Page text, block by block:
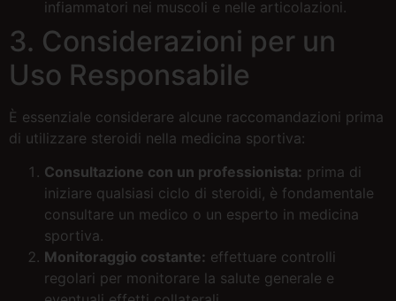
infiammatori nei muscoli e nelle articolazioni.
3. Considerazioni per un
Uso Responsabile
È essenziale considerare alcune raccomandazioni prima
di utilizzare steroidi nella medicina sportiva:
Consultazione con un professionista: prima di
iniziare qualsiasi ciclo di steroidi, è fondamentale
consultare un medico o un esperto in medicina
sportiva.
Monitoraggio costante: effettuare controlli
regolari per monitorare la salute generale e